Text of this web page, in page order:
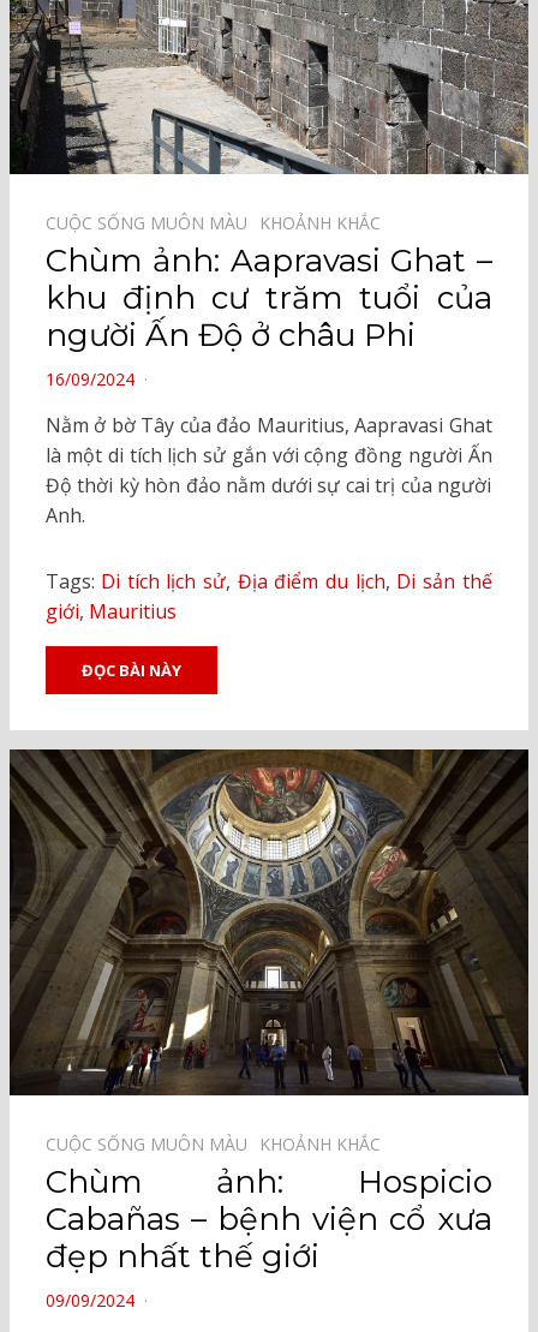
CUỘC SỐNG MUÔN MÀU⠀ KHOẢNH KHẮC⠀
Chùm ảnh: Aapravasi Ghat –
khu định cư trăm tuổi của
người Ấn Độ ở châu Phi
POSTED
16/09/2024
Nằm ở bờ Tây của đảo Mauritius, Aapravasi Ghat
là một di tích lịch sử gắn với cộng đồng người Ấn
Độ thời kỳ hòn đảo nằm dưới sự cai trị của người
Anh.
Tags: Di tích lịch sử, Địa điểm du lịch, Di sản thế
giới, Mauritius
ĐỌC BÀI NÀY
CUỘC SỐNG MUÔN MÀU⠀ KHOẢNH KHẮC⠀
Chùm ảnh: Hospicio
Cabañas – bệnh viện cổ xưa
đẹp nhất thế giới
POSTED
09/09/2024